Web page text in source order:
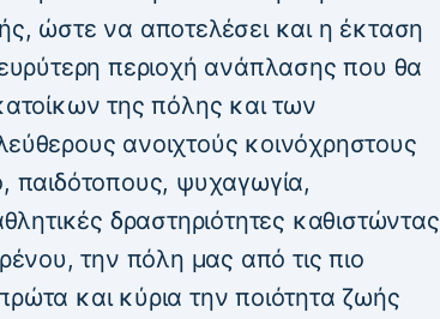
ώστε να αποτελέσει και η έκταση
περιοχή ανάπλασης που θα
της πόλης και των
ανοιχτούς κοινόχρηστους
ψυχαγωγία,
δραστηριότητες καθιστώντας
την πόλη μας από τις πιο
και κύρια την ποιότητα ζωής